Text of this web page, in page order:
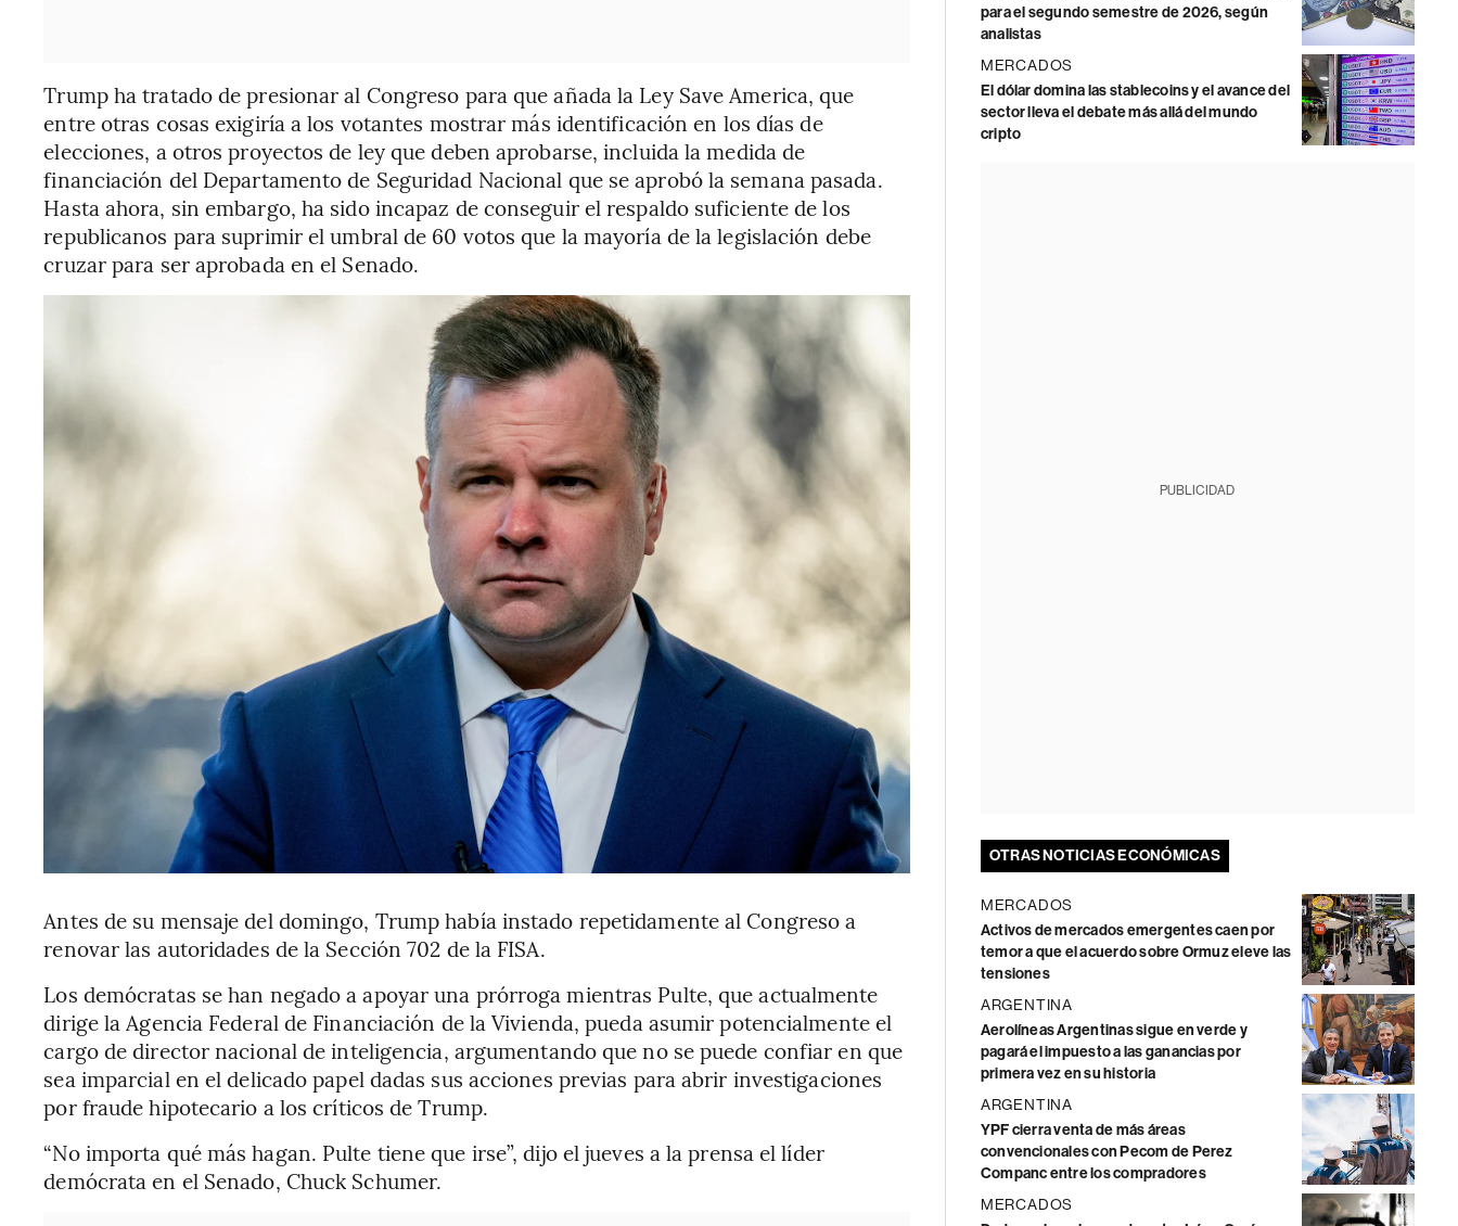
Trump ha tratado de presionar al Congreso para que añada la Ley Save America, que
entre otras cosas exigiría a los votantes mostrar más identificación en los días de
elecciones, a otros proyectos de ley que deben aprobarse, incluida la medida de
financiación del Departamento de Seguridad Nacional que se aprobó la semana pasada.
Hasta ahora, sin embargo, ha sido incapaz de conseguir el respaldo suficiente de los
republicanos para suprimir el umbral de 60 votos que la mayoría de la legislación debe
cruzar para ser aprobada en el Senado.
Antes de su mensaje del domingo, Trump había instado repetidamente al Congreso a
renovar las autoridades de la Sección 702 de la FISA.
Los demócratas se han negado a apoyar una prórroga mientras Pulte, que actualmente
dirige la Agencia Federal de Financiación de la Vivienda, pueda asumir potencialmente el
cargo de director nacional de inteligencia, argumentando que no se puede confiar en que
sea imparcial en el delicado papel dadas sus acciones previas para abrir investigaciones
por fraude hipotecario a los críticos de Trump.
“No importa qué más hagan. Pulte tiene que irse”, dijo el jueves a la prensa el líder
demócrata en el Senado, Chuck Schumer.
para el segundo semestre de 2026, según
analistas
MERCADOS
El dólar domina las stablecoins y el avance del
sector lleva el debate más allá del mundo
cripto
PUBLICIDAD
OTRAS NOTICIAS ECONÓMICAS
MERCADOS
Activos de mercados emergentes caen por
temor a que el acuerdo sobre Ormuz eleve las
tensiones
ARGENTINA
Aerolíneas Argentinas sigue en verde y
pagará el impuesto a las ganancias por
primera vez en su historia
ARGENTINA
YPF cierra venta de más áreas
convencionales con Pecom de Perez
Companc entre los compradores
MERCADOS